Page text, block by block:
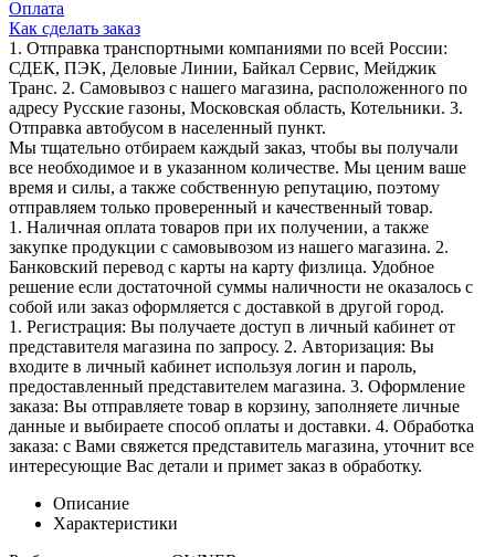
Оплата
Как сделать заказ
1. Отправка транспортными компаниями по всей России:
СДЕК, ПЭК, Деловые Линии, Байкал Сервис, Мейджик
Транс. 2. Самовывоз с нашего магазина, расположенного по
адресу Русские газоны, Московская область, Котельники. 3.
Отправка автобусом в населенный пункт.
Мы тщательно отбираем каждый заказ, чтобы вы получали
все необходимое и в указанном количестве. Мы ценим ваше
время и силы, а также собственную репутацию, поэтому
отправляем только проверенный и качественный товар.
1. Наличная оплата товаров при их получении, а также
закупке продукции с самовывозом из нашего магазина. 2.
Банковский перевод с карты на карту физлица. Удобное
решение если достаточной суммы наличности не оказалось с
собой или заказ оформляется с доставкой в другой город.
1. Регистрация: Вы получаете доступ в личный кабинет от
представителя магазина по запросу. 2. Авторизация: Вы
входите в личный кабинет используя логин и пароль,
предоставленный представителем магазина. 3. Оформление
заказа: Вы отправляете товар в корзину, заполняете личные
данные и выбираете способ оплаты и доставки. 4. Обработка
заказа: с Вами свяжется представитель магазина, уточнит все
интересующие Вас детали и примет заказ в обработку.
Описание
Характеристики